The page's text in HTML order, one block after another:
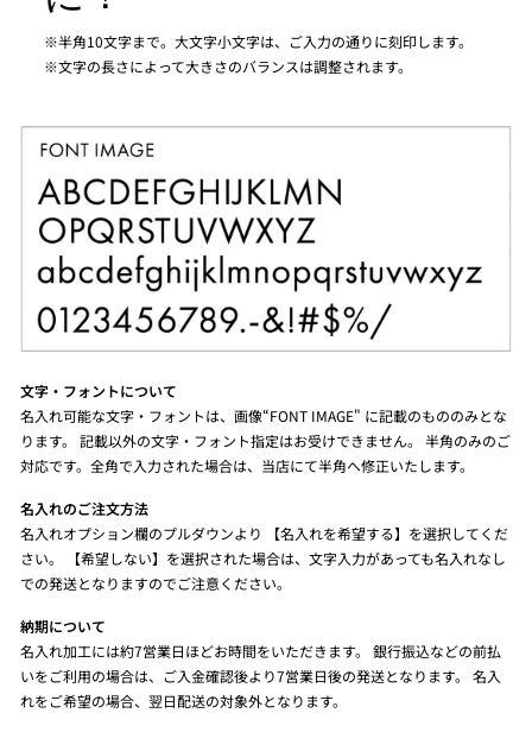
※半角10文字まで。大文字小文字は、ご入力の通りに刻印します。
※文字の長さによって大きさのバランスは調整されます。
文字・フォントについて
名入れ可能な文字・フォントは、画像“FONT IMAGE" に記載のもののみとな
ります。 記載以外の文字・フォント指定はお受けできません。 半角のみのご
対応です。全角で入力された場合は、当店にて半角へ修正いたします。
名入れのご注文方法
名入れオプション欄のプルダウンより 【名入れを希望する】を選択してくだ
さい。 【希望しない】を選択された場合は、文字入力があっても名入れなし
での発送となりますのでご注意ください。
納期について
名入れ加工には約7営業日ほどお時間をいただきます。 銀行振込などの前払
いをご利用の場合は、ご入金確認後より7営業日後の発送となります。 名入
れをご希望の場合、翌日配送の対象外となります。